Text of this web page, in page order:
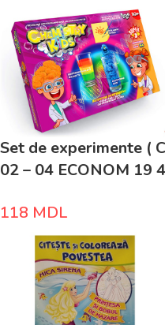
Set de experimente (
02 – 04 ECONOM 19
118 MDL